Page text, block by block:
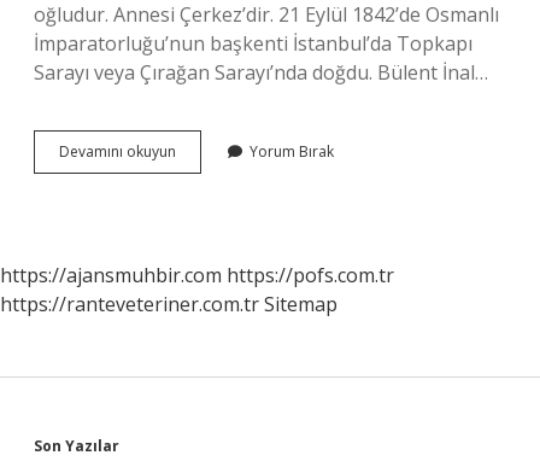
oğludur. Annesi Çerkez’dir. 21 Eylül 1842’de Osmanlı
İmparatorluğu’nun başkenti İstanbul’da Topkapı
Sarayı veya Çırağan Sarayı’nda doğdu. Bülent İnal…
Devamını okuyun Payitaht
Zalman
Yorum Bırak
https://ajansmuhbir.com https://pofs.com.tr
https://ranteveteriner.com.trSitemap
Son Yazılar